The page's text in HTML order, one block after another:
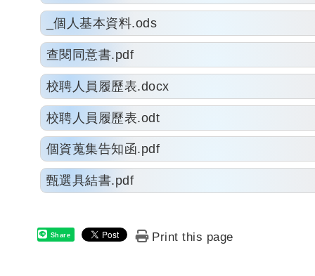
_個人基本資料.ods
查閱同意書.pdf
校聘人員履歷表.docx
校聘人員履歷表.odt
個資蒐集告知函.pdf
甄選具結書.pdf
Share Print this page